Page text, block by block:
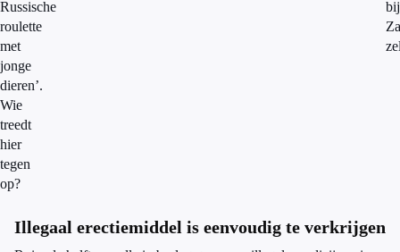
Russische
roulette
met
jonge
dieren’.
Wie
treedt
hier
tegen
op?
bij
Illegaal erectiemiddel is eenvoudig te verkrijgen